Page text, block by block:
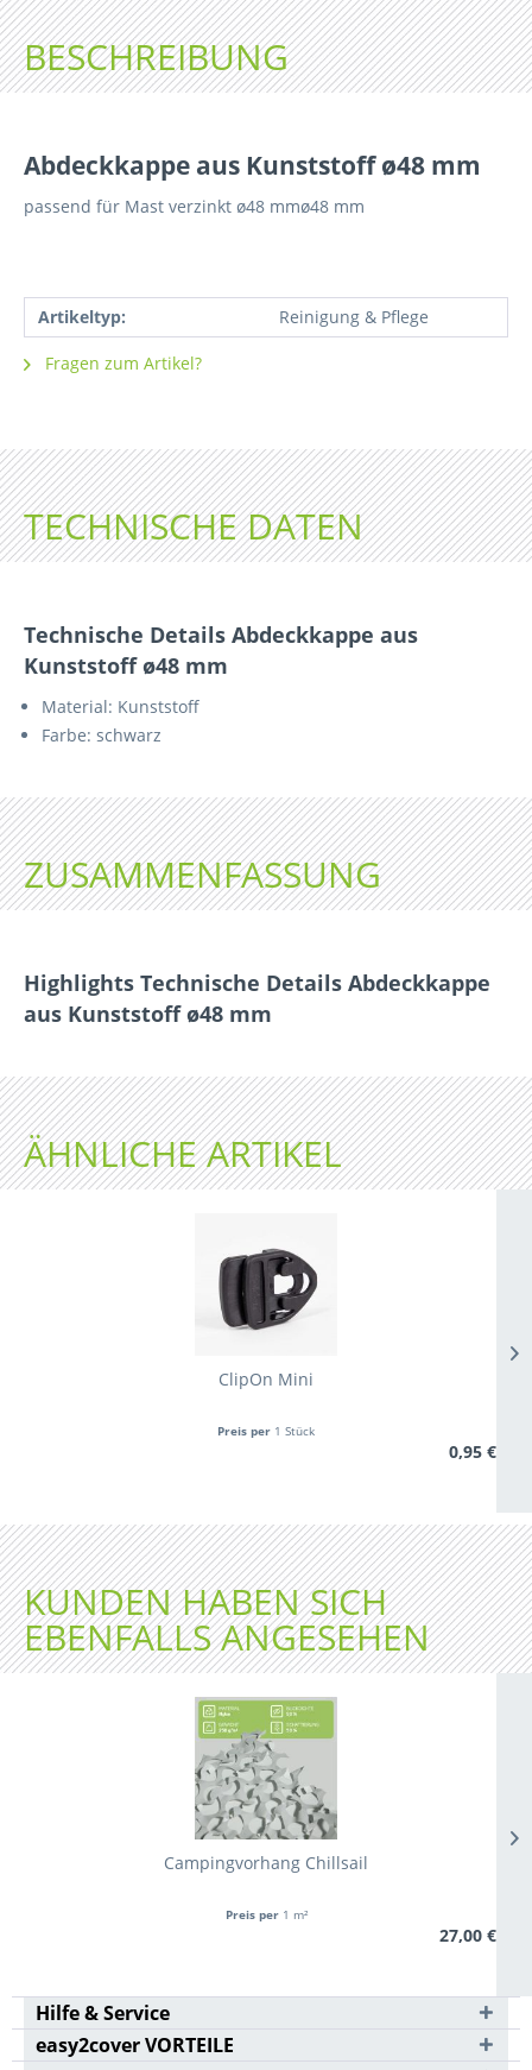
BESCHREIBUNG
Abdeckkappe aus Kunststoff ø48 mm
passend für Mast verzinkt ø48 mmø48 mm
Artikeltyp: Reinigung & Pflege
Fragen zum Artikel?
TECHNISCHE DATEN
Technische Details Abdeckkappe aus
Kunststoff ø48 mm
Material: Kunststoff
Farbe: schwarz
ZUSAMMENFASSUNG
Highlights Technische Details Abdeckkappe
aus Kunststoff ø48 mm
ÄHNLICHE ARTIKEL
ClipOn Mini
Preis per 1 Stück
0,95 €
KUNDEN HABEN SICH
EBENFALLS ANGESEHEN
Campingvorhang Chillsail
Preis per 1 m²
27,00 €
Hilfe & Service
easy2cover VORTEILE